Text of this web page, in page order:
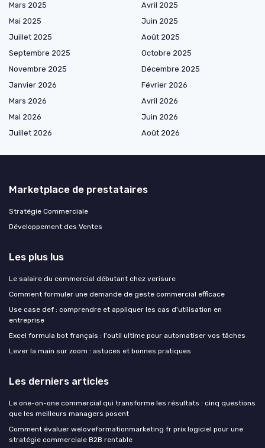
Mars 2025
Avril 2025
Mai 2025
Juin 2025
Juillet 2025
Août 2025
Septembre 2025
Octobre 2025
Novembre 2025
Décembre 2025
Janvier 2026
Février 2026
Mars 2026
Avril 2026
Mai 2026
Juin 2026
Juillet 2026
Août 2026
Marketplace de prestataires
Stratégie Commerciale
Développement des Ventes
Les plus lus
Le salaire du commercial débutant chez verisure
Comment formuler une demande de geste commercial efficace
Use case def : comprendre et appliquer les cas d'utilisation en
entreprise
Excel formula bot français : l'outil ultime pour automatiser vos tâches
Lever la main sur zoom : astuces et bonnes pratiques
Les derniers articles
Le one-on-one commercial qui transforme les résultats : cinq questions
que les meilleurs managers posent
Comment évaluer weloveformationmarketing fr prix logiciel pour une
stratégie commerciale B2B rentable